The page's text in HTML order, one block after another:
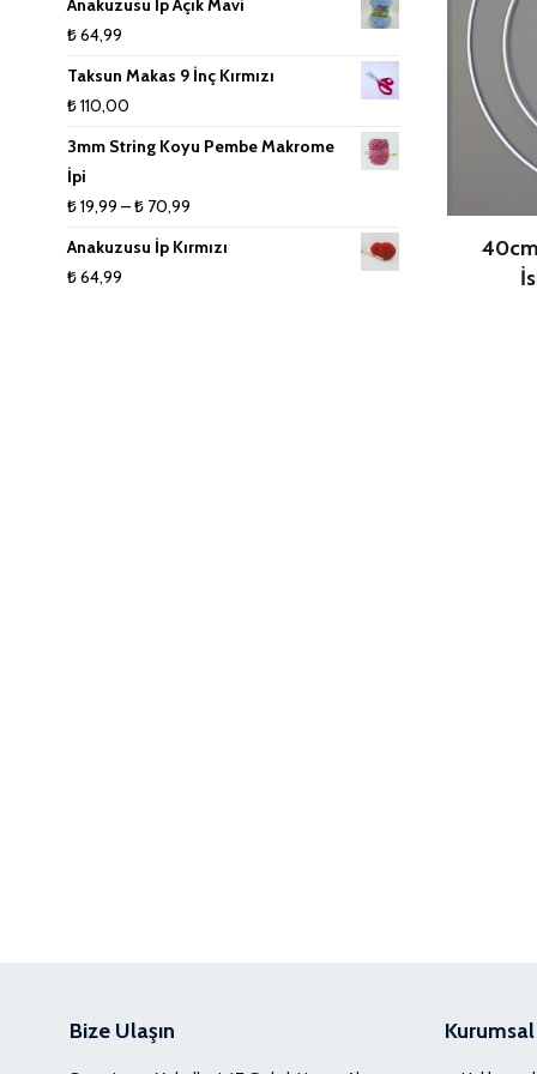
Anakuzusu İp Açık Mavi
₺64,99
Taksun Makas 9 İnç Kırmızı
₺110,00
3mm String Koyu Pembe Makrome
İpi
₺19,99 –₺70,99Fiyat
Anakuzusu İp Kırmızı
₺64,99
Bize Ulaşın Kurumsal